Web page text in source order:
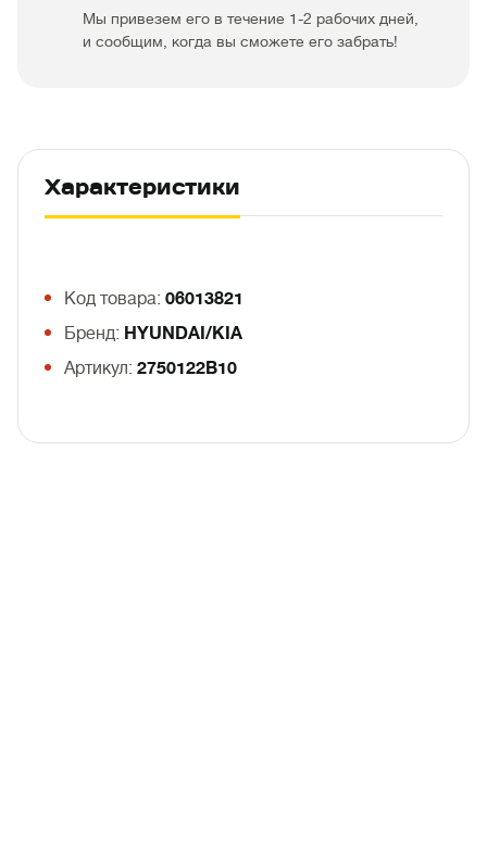
Мы привезем его в течение 1-2 рабочих дней,
и сообщим, когда вы сможете его забрать!
Характеристики
Код товара: 06013821
Бренд: HYUNDAI/KIA
Артикул: 2750122B10